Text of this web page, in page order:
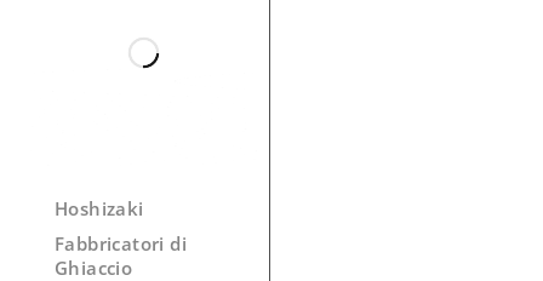
Hoshizaki
Fabbricatori di
Ghiaccio